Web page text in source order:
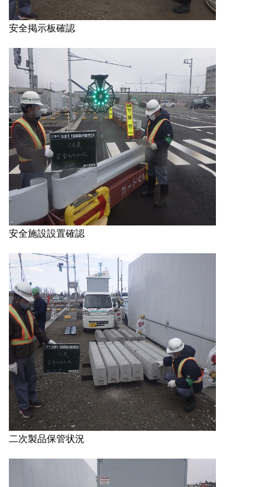
安全掲示板確認
安全施設設置確認
二次製品保管状況